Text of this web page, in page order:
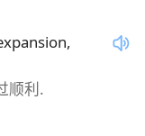
顺利.